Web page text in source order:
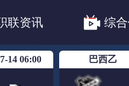
联资讯 综
14 06:00 巴西乙